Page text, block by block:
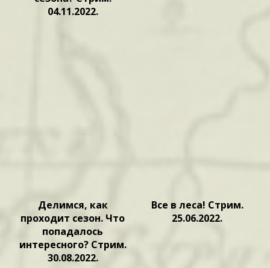
04.11.2022.
Делимся, как
проходит сезон. Что
попадалось
интересного? Стрим.
30.08.2022.
Все в леса! Стрим.
25.06.2022.